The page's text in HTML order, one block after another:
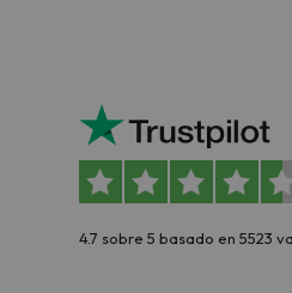
4.7 sobre 5 basado en 5523